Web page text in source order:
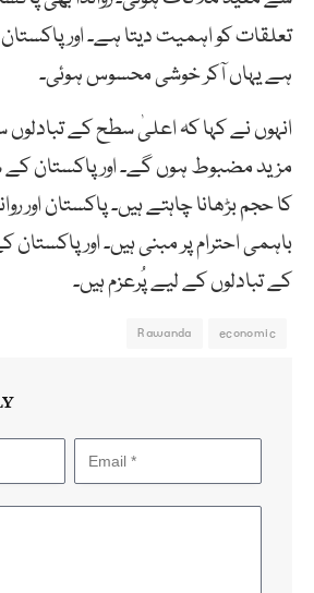
تعلقات کو اہمیت دیتا ہے۔ اور پاکستان
ہے یہاں آکر خوشی محسوس ہوئی۔
انہوں نے کہا کہ اعلیٰ سطح کے
مزید مضبوط ہوں گے۔ اور پاکستان کے
کا حجم بڑھانا چاہتے ہیں۔ پاکستان اور
باہمی احترام پر مبنی ہیں۔ اور
کے تبادلوں کے لیے پُرعزم ہیں۔
economic
Rawanda